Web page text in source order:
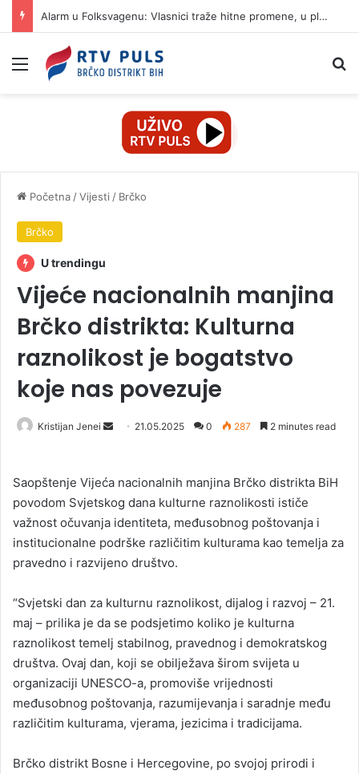
Alarm u Folksvagenu: Vlasnici traže hitne promene, u planu ukidanje 100.000 radnih mesta
Izbornik
Početna /Vijesti / Brčko
Brčko
U trendingu
Vijeće nacionalnih manjina
Brčko distrikta: Kulturna
raznolikost je bogatstvo
koje nas povezuje
Kristijan Jenei
d
a
n
e
m
i
l
21.05.2025 0 287 2 minutes read
Saopštenje Vijeća nacionalnih manjina Brčko distrikta BiH
povodom Svjetskog dana kulturne raznolikosti ističe
važnost očuvanja identiteta, međusobnog poštovanja i
institucionalne podrške različitim kulturama kao temelja za
pravedno i razvijeno društvo.
“Svjetski dan za kulturnu raznolikost, dijalog i razvoj – 21.
maj – prilika je da se podsjetimo koliko je kulturna
raznolikost temelj stabilnog, pravednog i demokratskog
društva. Ovaj dan, koji se obilježava širom svijeta u
organizaciji UNESCO-a, promoviše vrijednosti
međusobnog poštovanja, razumijevanja i saradnje među
različitim kulturama, vjerama, jezicima i tradicijama.
Brčko distrikt Bosne i Hercegovine, po svojoj prirodi i